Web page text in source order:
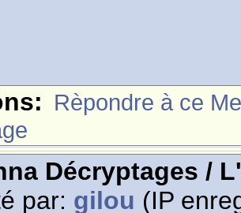
Rèpondre à ce
Décryptages /
par: gilou (IP